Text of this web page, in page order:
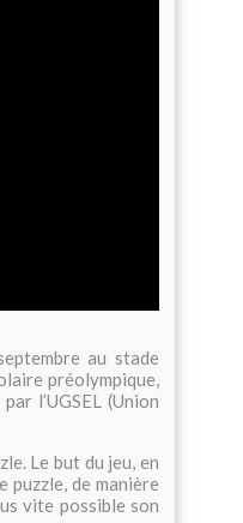
au stade
préolympique,
l’UGSEL (Union
Le but du jeu, en
puzzle, de manière
vite possible son